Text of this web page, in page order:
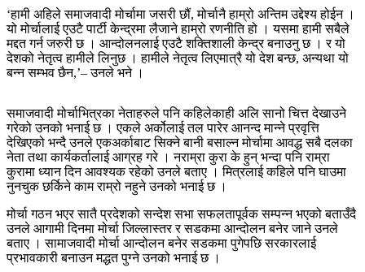
‘हामी अहिले समाजवादी मोर्चामा जसरी छौं, मोर्चानै हाम्रो अन्तिम उद्देश्य होईन ।
यो मोर्चालाई एउटै पार्टी केन्द्रमा लैजाने हाम्रो रणनीति हो । यसमा हामी सबैले
मद्दत गर्न जरुरी छ । आन्दोलनलाई एउटै शक्तिशाली केन्द्र बनाउनु छ । र यो
देशको नेतृत्व हामीले लिनुछ । हामीले नेतृत्व लिएमात्रै यो देश बन्छ, अन्यथा यो
बन्न सम्भव छैन,’– उनले भने ।
समाजवादी मोर्चाभित्रका नेताहरुले पनि कहिलेकाही अलि सानो चित्त देखाउने
गरेको उनको भनाई छ । एकले अर्कोलाई तल पारेर आनन्द मान्ने प्रवृत्ति
देखिएको भन्दै उनले एकअर्काबाट सिक्ने बानी बसाल्न मोर्चामा आवद्ध सबै दलका
नेता तथा कार्यकर्तालाई आग्रह गरे । नराम्रा कुरा के हुन् भन्दा पनि राम्रा
कुरामा ध्यान दिन आवश्यक रहेको उनले बताए । मित्रलाई कहिले पनि घाउमा
नुनचुक छर्किने काम राम्रो नहुने उनको भनाई छ ।
मोर्चा गठन भएर सातै प्रदेशको सन्देश सभा सफलतापूर्वक सम्पन्न भएको बताउँदै
उनले आगामी दिनमा मोर्चा जिल्लास्तर र सडकमा आन्दोलन बनेर जाने उनले
बताए । सामाजवादी मोर्चा आन्दोलन बनेर सडकमा पुगेपछि सरकारलाई
प्रभावकारी बनाउन मद्धत पुग्ने उनको भनाई छ ।